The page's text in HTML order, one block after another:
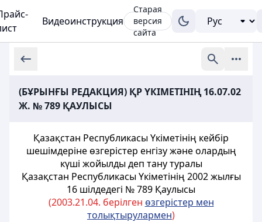
Видеоинструкция
Старая
версия
сайта
(БҰРЫНҒЫ РЕДАКЦИЯ) ҚР ҮКІМЕТІНІҢ 16.07.02
Ж. № 789 ҚАУЛЫСЫ
Қазақстан Республикасы Үкіметінiң кейбір
шешiмдерiне өзгерістер енгізу және олардың
күшi жойылды деп тану туралы
Қазақстан Республикасы Үкіметінің 2002 жылғы
16 шілдедегі № 789 Қаулысы
(2003.21.04. берілген өзгерістер мен
толықтырулармен)